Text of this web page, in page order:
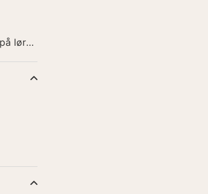
lørdager og søndager